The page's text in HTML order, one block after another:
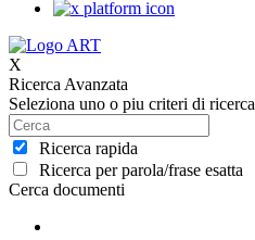
X
Ricerca Avanzata
Seleziona uno o piu criteri di ricerca
Ricerca rapida
Ricerca per parola/frase esatta
Cerca documenti